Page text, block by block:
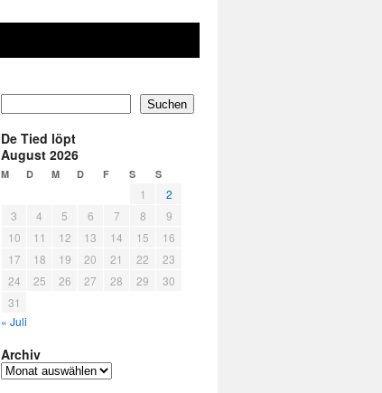
Suchen
De Tied löpt
August 2026
M D M D F S S
1
2
3
4 5 6 7 8
9
10
11 12 13 14 15
16
17
18 19 20 21 22
23
24
25 26 27 28 29
30
31
« Juli
Archiv
Archiv